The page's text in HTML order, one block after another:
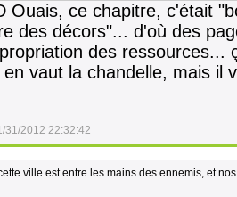
Ouais, ce chapitre, c'était
des décors"... d'où des
des ressources...
en vaut la chandelle, mais il
31/2012 22:32:42
ville est entre les mains des ennemis, et